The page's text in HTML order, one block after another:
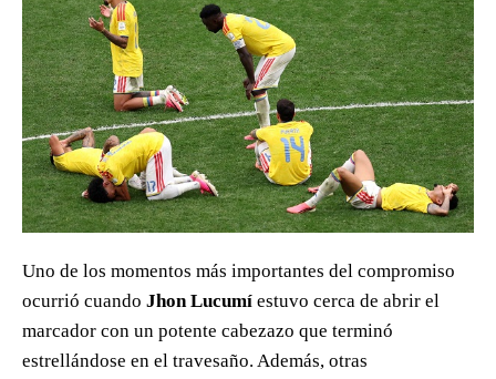
Uno de los momentos más importantes del compromiso
ocurrió cuando Jhon Lucumí estuvo cerca de abrir el
marcador con un potente cabezazo que terminó
estrellándose en el travesaño. Además, otras